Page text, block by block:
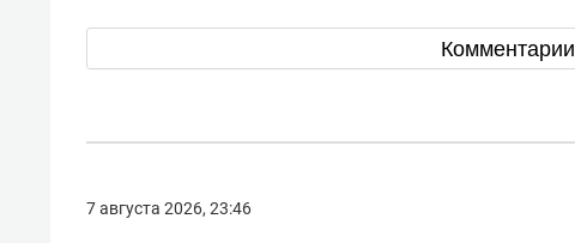
Комментарии
7 августа 2026, 23:46